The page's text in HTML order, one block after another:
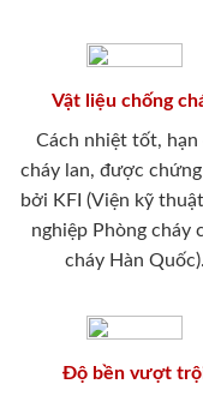
Vật liệu chống
Cách nhiệt tốt, hạn
cháy lan, được
bởi KFI (Viện kỹ
nghiệp Phòng cháy
cháy Hàn Quốc).
Độ bền vượt